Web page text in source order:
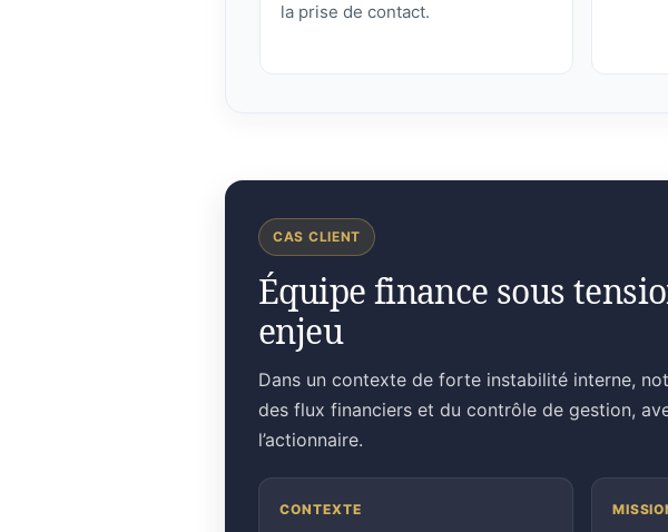
la prise de contact.
CAS CLIENT
Équipe finance sous
enjeu
Dans un contexte de forte instabilité interne,
des flux financiers et du contrôle de gestion,
l’actionnaire.
CONTEXTE